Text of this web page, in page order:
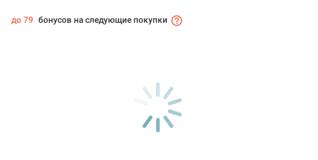
до 79 бонусов на следующие покупки